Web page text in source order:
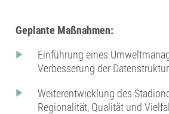
Geplante Maßnahmen:
Einführung eines
Verbesserung der Datenstruktur
Weiterentwicklung des
Regionalität, Qualität und